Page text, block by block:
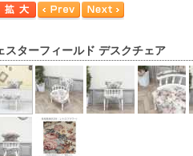
スターフィールド デスクチェア